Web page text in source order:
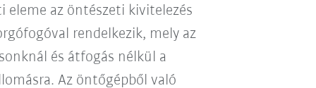
az öntészeti kivitelezés
rendelkezik, mely az
és átfogás nélkül a
Az öntőgépből való